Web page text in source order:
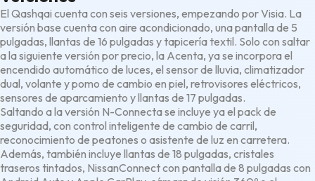
El Qashqai cuenta con seis versiones, empezando por Visia. La
versión base cuenta con aire acondicionado, una pantalla de 5
pulgadas, llantas de 16 pulgadas y tapicería textil. Solo con saltar
a la siguiente versión por precio, la Acenta, ya se incorpora el
encendido automático de luces, el sensor de lluvia, climatizador
dual, volante y pomo de cambio en piel, retrovisores eléctricos,
sensores de aparcamiento y llantas de 17 pulgadas.
Saltando a la versión N-Connecta se incluye ya el pack de
seguridad, con control inteligente de cambio de carril,
reconocimiento de peatones o asistente de luz en carretera.
Además, también incluye llantas de 18 pulgadas, cristales
traseros tintados, NissanConnect con pantalla de 8 pulgadas con